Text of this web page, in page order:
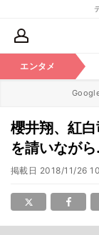
エンタメ
櫻井翔、紅白
を請いながら
掲載日 2018/11/26